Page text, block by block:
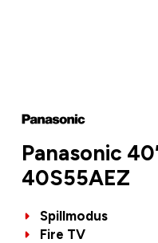
Panasonic
40S55AEZ
Spillmodus
Fire TV